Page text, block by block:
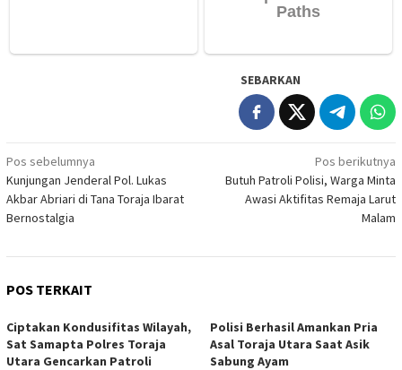
SEBARKAN
Navigasi
pos
Pos sebelumnya
Kunjungan Jenderal Pol. Lukas
Akbar Abriari di Tana Toraja Ibarat
Bernostalgia
Pos berikutnya
Butuh Patroli Polisi, Warga Minta
Awasi Aktifitas Remaja Larut
Malam
POS TERKAIT
Ciptakan Kondusifitas Wilayah,
Sat Samapta Polres Toraja
Utara Gencarkan Patroli
Polisi Berhasil Amankan Pria
Asal Toraja Utara Saat Asik
Sabung Ayam